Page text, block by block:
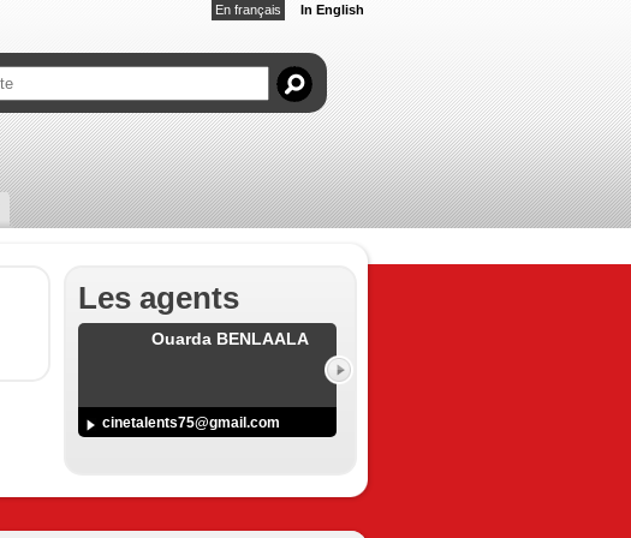
En français In English
Les agents
Ouarda BENLAALA
cinetalents75@gmail.com